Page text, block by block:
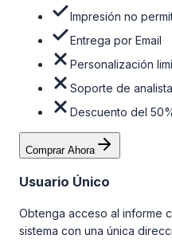
Impresión no
Entrega por Email
Personalización
Soporte de
Descuento del
Comprar Ahora
Usuario Único
Obtenga acceso al informe
sistema con una única